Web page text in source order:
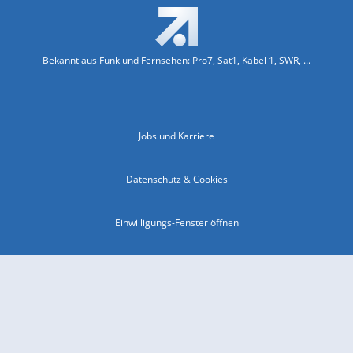
Bekannt aus Funk und Fernsehen: Pro7, Sat1, Kabel 1, SWR, ...
Jobs und Karriere
Datenschutz & Cookies
Einwilligungs-Fenster öffnen